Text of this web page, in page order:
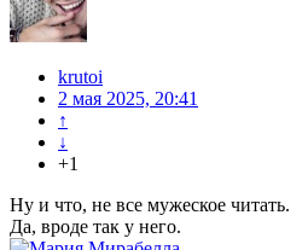
krutoi
2 мая 2025, 20:41
↑
↓
+1
Ну и что, не все мужеское читать.
Да, вроде так у него.